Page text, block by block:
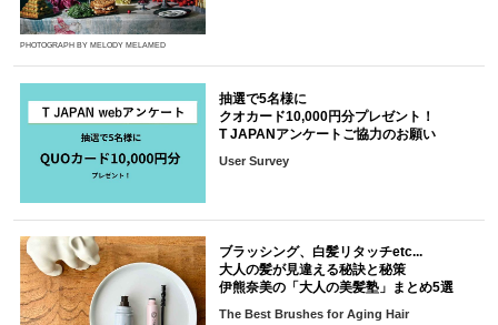
PHOTOGRAPH BY MELODY MELAMED
抽選で5名様に
クオカード10,000円分プレゼント！
T JAPANアンケートご協力のお願い
User Survey
ブラッシング、白髪リタッチetc...
大人の髪が見違える秘訣と秘策
伊熊奈美の「大人の美髪塾」まとめ5選
The Best Brushes for Aging Hair